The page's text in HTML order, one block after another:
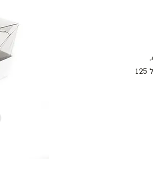
האריזה מגיעה בחבילה סגורה של 125